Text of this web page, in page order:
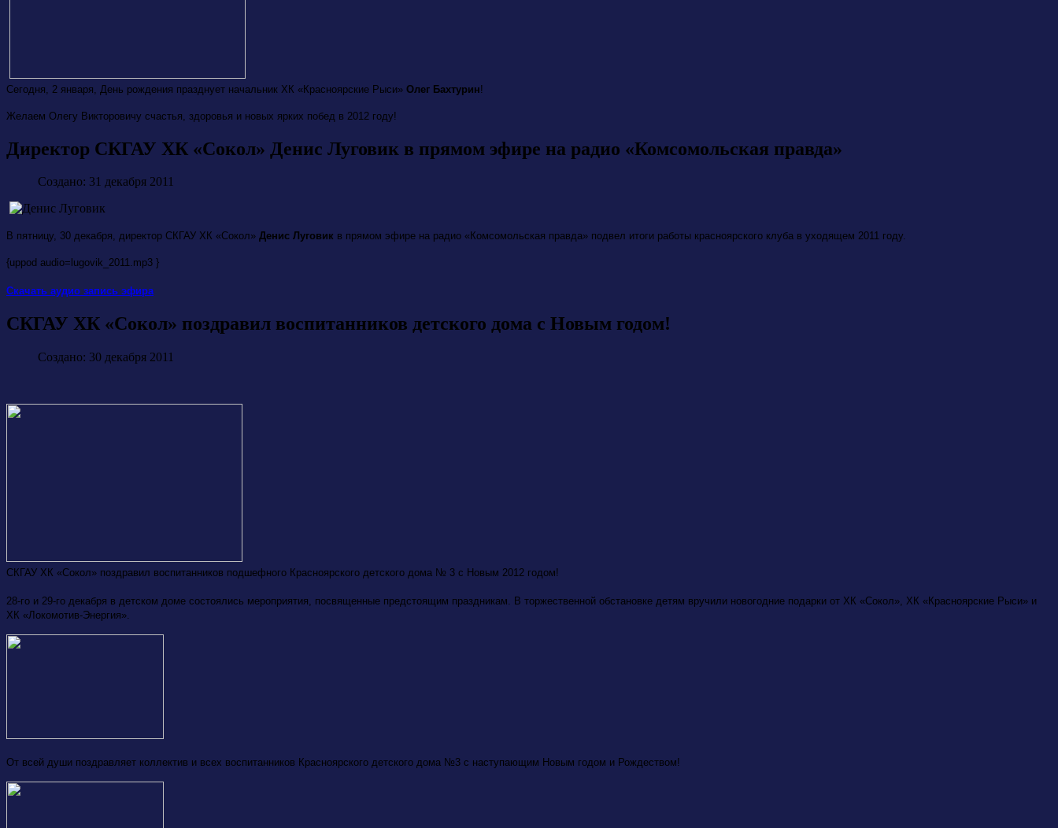
Сегодня, 2 января, День рождения празднует начальник ХК «Красноярские Рыси» Олег Бахтурин!
Желаем Олегу Викторовичу счастья, здоровья и новых ярких побед в 2012 году!
Директор СКГАУ ХК «Сокол» Денис Луговик в прямом эфире на радио «Комсомольская правда»
Создано: 31 декабря 2011
В пятницу, 30 декабря, директор СКГАУ ХК «Сокол» Денис Луговик в прямом эфире на радио «Комсомольская правда» подвел итоги работы красноярского клуба в уходящем 2011 году.
{uppod audio=lugovik_2011.mp3 }
Скачать аудио запись эфира
СКГАУ ХК «Сокол» поздравил воспитанников детского дома с Новым годом!
Создано: 30 декабря 2011
СКГАУ ХК «Сокол» поздравил воспитанников подшефного Красноярского детского дома № 3 с Новым 2012 годом!
28-го и 29-го декабря в детском доме состоялись мероприятия, посвященные предстоящим праздникам. В торжественной обстановке детям вручили новогодние подарки от ХК «Сокол», ХК «Красноярские Рыси» и
ХК «Локомотив-Энергия».
От всей души поздравляет коллектив и всех воспитанников Красноярского детского дома №3 с наступающим Новым годом и Рождеством!